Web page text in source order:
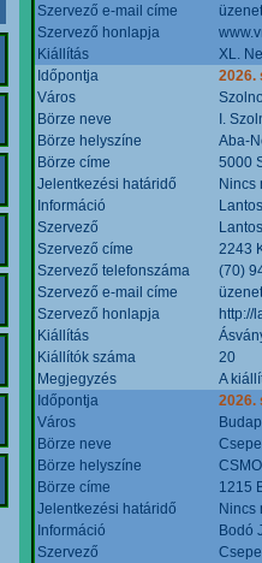
Szervező e-mail címe
Szervező honlapja
Kiállítás
XL.
Időpontja
2026.
Város
Börze neve
I.
Börze helyszíne
Aba-
Börze címe
5000
Jelentkezési határidő
Nincs
Információ
Szervező
Szervező címe
2243
Szervező telefonszáma
(70)
Szervező e-mail címe
Szervező honlapja
http://
Kiállítás
Kiállítók száma
20
Megjegyzés
A
Időpontja
2026.
Város
Börze neve
Börze helyszíne
Börze címe
1215
Jelentkezési határidő
Nincs
Információ
Bodó
Szervező